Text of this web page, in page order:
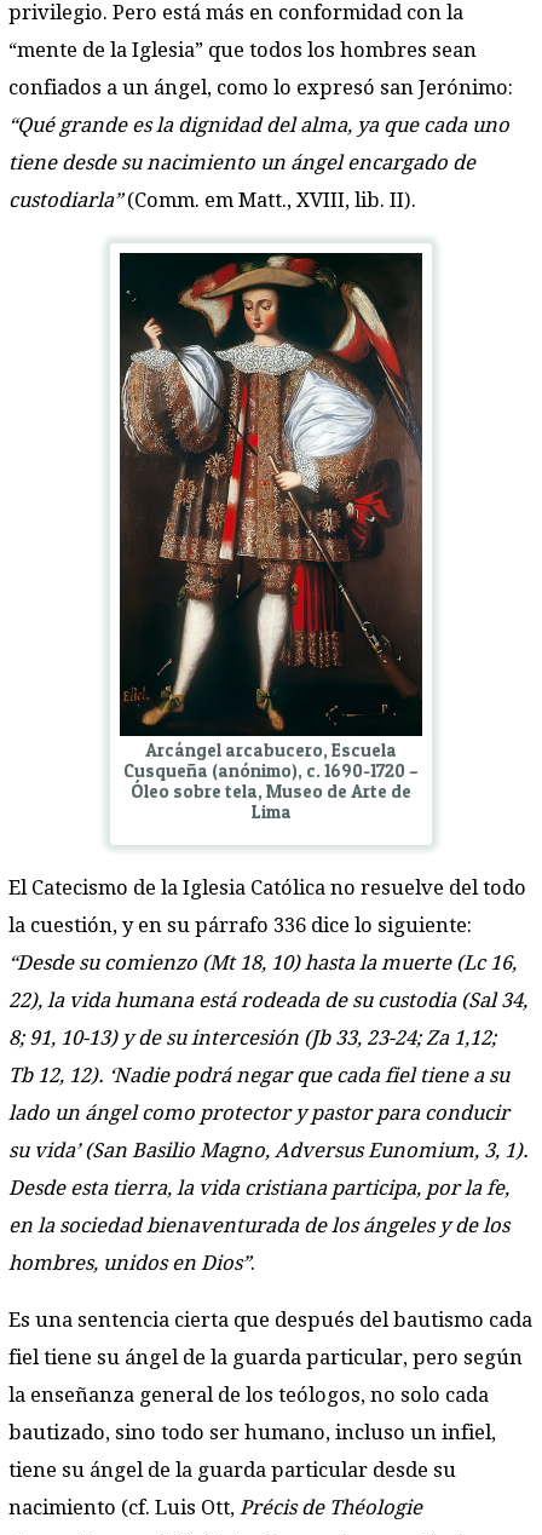
privilegio. Pero está más en conformidad con la
“mente de la Iglesia” que todos los hombres sean
confiados a un ángel, como lo expresó san Jerónimo:
“Qué grande es la dignidad del alma, ya que cada uno
tiene desde su nacimiento un ángel encargado de
custodiarla”(Comm. em Matt., XVIII, lib. II).
Arcángel arcabucero, Escuela
Cusqueña (anónimo), c. 1690-1720 –
Óleo sobre tela, Museo de Arte de
Lima
El Catecismo de la Iglesia Católica no resuelve del todo
la cuestión, y en su párrafo 336 dice lo siguiente:
“Desde su comienzo (Mt 18, 10) hasta la muerte (Lc 16,
22), la vida humana está rodeada de su custodia (Sal 34,
8; 91, 10-13) y de su intercesión (Jb 33, 23-24; Za 1,12;
Tb 12, 12). ‘Nadie podrá negar que cada fiel tiene a su
lado un ángel como protector y pastor para conducir
su vida’ (San Basilio Magno, Adversus Eunomium, 3, 1).
Desde esta tierra, la vida cristiana participa, por la fe,
en la sociedad bienaventurada de los ángeles y de los
hombres, unidos en Dios”.
Es una sentencia cierta que después del bautismo cada
fiel tiene su ángel de la guarda particular, pero según
la enseñanza general de los teólogos, no solo cada
bautizado, sino todo ser humano, incluso un infiel,
tiene su ángel de la guarda particular desde su
nacimiento (cf. Luis Ott, Précis de Théologie